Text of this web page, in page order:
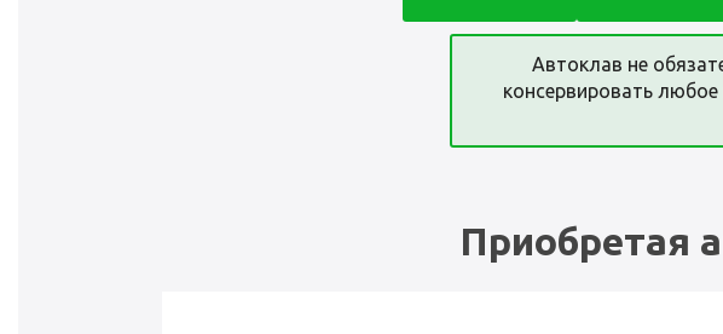
Автоклав не
консервировать
Приобретая